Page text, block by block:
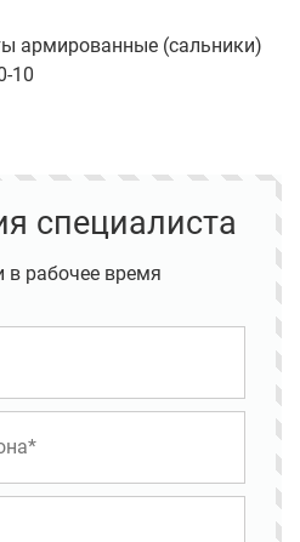
армированные (сальники)
10
специалиста
рабочее время